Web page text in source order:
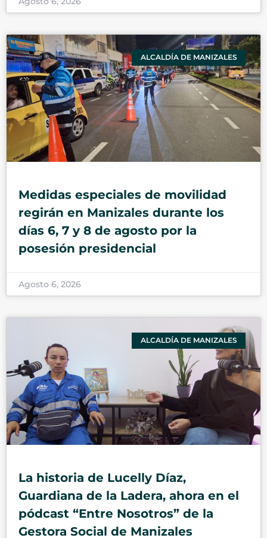
ALCALDÍA DE MANIZALES
Medidas especiales de movilidad
regirán en Manizales durante los
días 6, 7 y 8 de agosto por la
posesión presidencial
Agosto 6, 2026
ALCALDÍA DE MANIZALES
La historia de Lucelly Díaz,
Guardiana de la Ladera, ahora en el
pódcast “Entre Nosotros” de la
Gestora Social de Manizales